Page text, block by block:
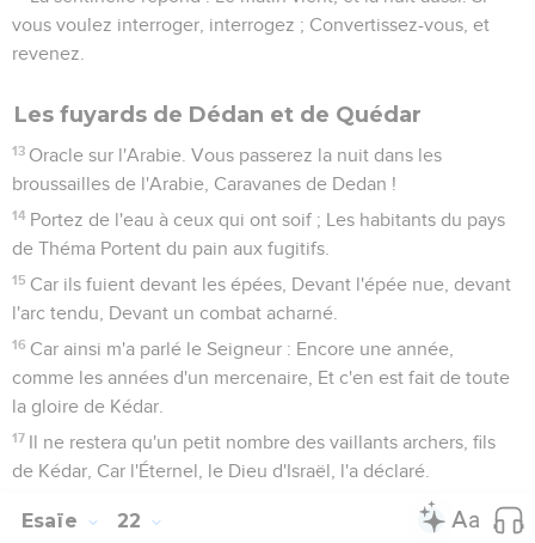
vous voulez interroger, interrogez ; Convertissez-vous, et
revenez.
Les fuyards de Dédan et de Quédar
13 Oracle sur l'Arabie. Vous passerez la nuit dans les
broussailles de l'Arabie, Caravanes de Dedan !
14 Portez de l'eau à ceux qui ont soif ; Les habitants du pays
de Théma Portent du pain aux fugitifs.
15 Car ils fuient devant les épées, Devant l'épée nue, devant
l'arc tendu, Devant un combat acharné.
16 Car ainsi m'a parlé le Seigneur : Encore une année,
comme les années d'un mercenaire, Et c'en est fait de toute
la gloire de Kédar.
17 Il ne restera qu'un petit nombre des vaillants archers, fils
de Kédar, Car l'Éternel, le Dieu d'Israël, l'a déclaré.
Esaïe 22